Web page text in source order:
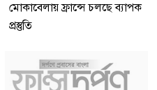
মোকাবেলায় ফ্রান্সে চলছে ব্যাপক
প্রস্তুতি